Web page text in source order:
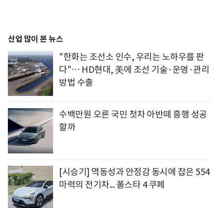
산업 많이 본 뉴스
"한화는 조선소 인수, 우리는 노하우를 판
다"… HD현대, 美에 조선 기술·운영·관리
방법 수출
수백만원 오른 국민 첫차 아반떼 흥행 성공
할까
[시승기] 역동성과 안정감 동시에 잡은 554
마력의 전기차... 폴스타 4 쿠페